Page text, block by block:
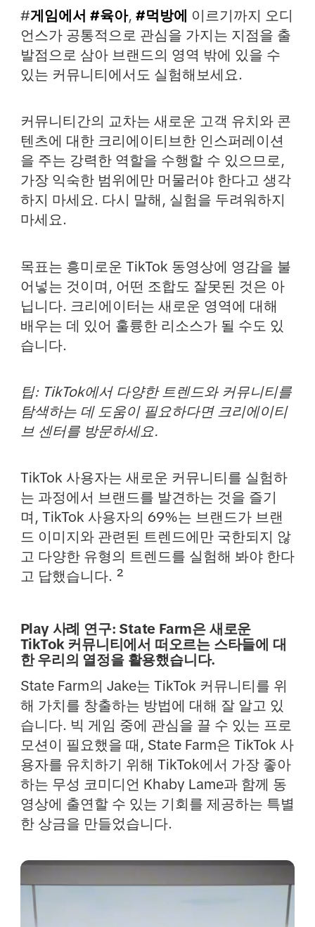
#게임에서 #육아, #먹방에
이르기까지 오디
언스가 공통적으로 관심을 가지는 지점을 출
발점으로 삼아 브랜드의 영역 밖에 있을 수
있는 커뮤니티에서도 실험해보세요.
커뮤니티간의 교차는 새로운 고객 유치와 콘
텐츠에 대한 크리에이티브한 인스퍼레이션
을 주는 강력한 역할을 수행할 수 있으므로,
가장 익숙한 범위에만 머물러야 한다고 생각
하지 마세요. 다시 말해, 실험을 두려워하지
마세요.
목표는 흥미로운 TikTok 동영상에 영감을 불
어넣는 것이며, 어떤 조합도 잘못된 것은 아
닙니다. 크리에이터는 새로운 영역에 대해
배우는 데 있어 훌륭한 리소스가 될 수도 있
습니다.
팁: TikTok에서 다양한 트렌드와 커뮤니티를
탐색하는 데 도움이 필요하다면 크리에이티
브 센터를 방문하세요.
TikTok 사용자는 새로운 커뮤니티를 실험하
는 과정에서 브랜드를 발견하는 것을 즐기
며, TikTok 사용자의 69%는 브랜드가 브랜
드 이미지와 관련된 트렌드에만 국한되지 않
고 다양한 유형의 트렌드를 실험해 봐야 한다
고 답했습니다. ²
Play 사례 연구: State Farm은 새로운
TikTok 커뮤니티에서 떠오르는 스타들에 대
한 우리의 열정을 활용했습니다.
State Farm의 Jake는 TikTok 커뮤니티를 위
해 가치를 창출하는 방법에 대해 잘 알고 있
습니다. 빅 게임 중에 관심을 끌 수 있는 프로
모션이 필요했을 때, State Farm은 TikTok 사
용자를 유치하기 위해 TikTok에서 가장 좋아
하는 무성 코미디언 Khaby Lame과 함께 동
영상에 출연할 수 있는 기회를 제공하는 특별
한 상금을 만들었습니다.